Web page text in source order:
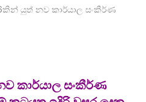
යුත් නව කාර්යාල සංකීර්ණ
කාර්යාල සංකීර්ණ